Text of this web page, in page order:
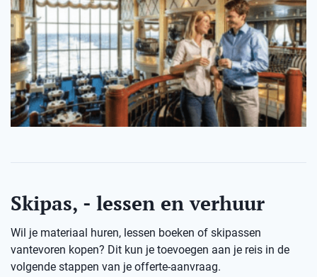
Skipas, - lessen en verhuur
Wil je materiaal huren, lessen boeken of skipassen
vantevoren kopen? Dit kun je toevoegen aan je reis in de
volgende stappen van je offerte-aanvraag.